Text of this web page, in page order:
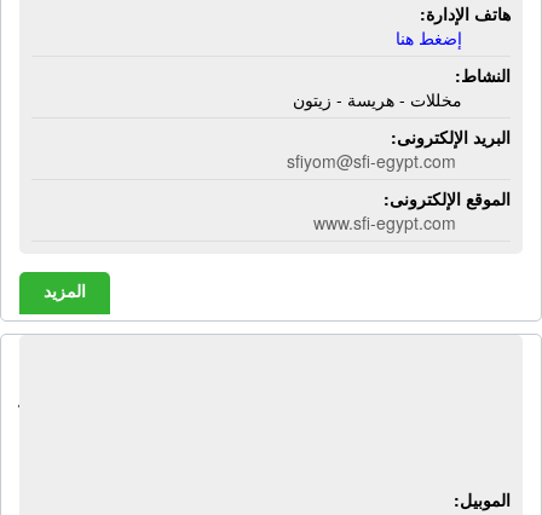
هاتف الإدارة:
إضغط هنا
النشاط:
مخللات - هريسة - زيتون
البريد الإلكترونى:
sfiyom@sfi-egypt.com
الموقع الإلكترونى:
www.sfi-egypt.com
المزيد
الموبيل: